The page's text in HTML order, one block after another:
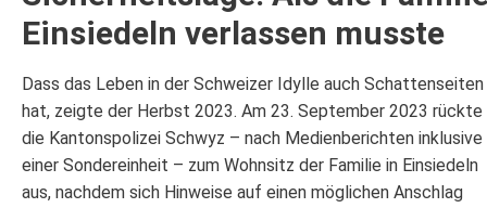
Einsiedeln verlassen musste
Dass das Leben in der Schweizer Idylle auch Schattenseiten
hat, zeigte der Herbst 2023. Am 23. September 2023 rückte
die Kantonspolizei Schwyz – nach Medienberichten inklusive
einer Sondereinheit – zum Wohnsitz der Familie in Einsiedeln
aus, nachdem sich Hinweise auf einen möglichen Anschlag